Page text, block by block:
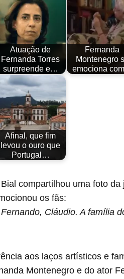
Atuação de
Fernanda Torres
surpreende e…
Fernanda
Montenegro
emociona
Afinal, que fim
levou o ouro que
Portugal…
compartilhou uma foto
os fãs:
Cláudio. A família
aos laços artísticos e
Montenegro e do ator